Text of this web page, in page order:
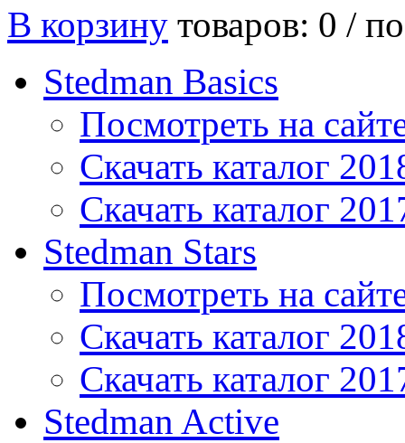
В корзину товаров: 0 /
Stedman Basics
Посмотреть на
Скачать каталог
Скачать каталог
Stedman Stars
Посмотреть на
Скачать каталог
Скачать каталог
Stedman Active